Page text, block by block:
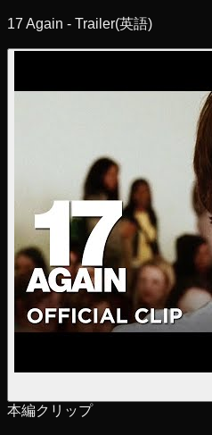
17 Again - Trailer(英語)
本編クリップ